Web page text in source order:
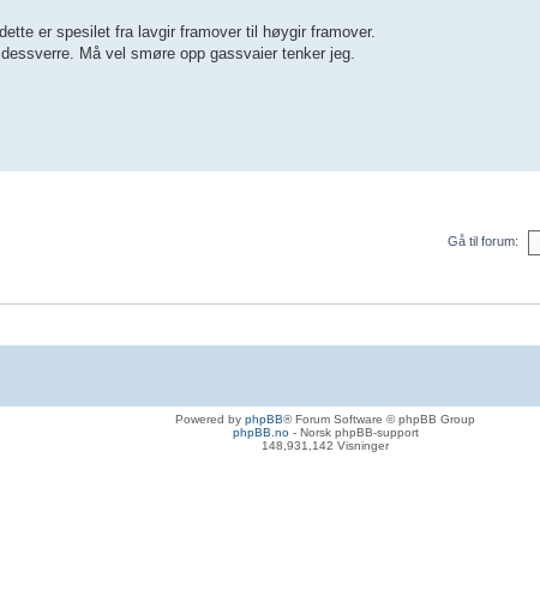
er spesilet fra lavgir framover til høygir framover.
Må vel smøre opp gassvaier tenker jeg.
Gå til forum:
Powered by phpBB® Forum Software © phpBB Group
phpBB.no- Norsk phpBB-support
148,931,142 Visninger